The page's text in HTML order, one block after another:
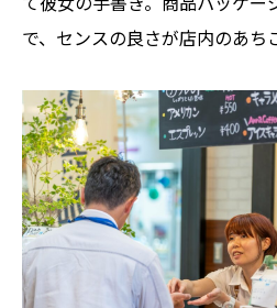
で、センスの良さが店内のあち